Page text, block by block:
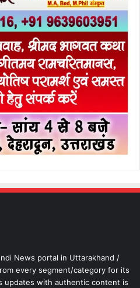
News portal in Uttarakhand /
every segment/category for its
updates with authentic content is